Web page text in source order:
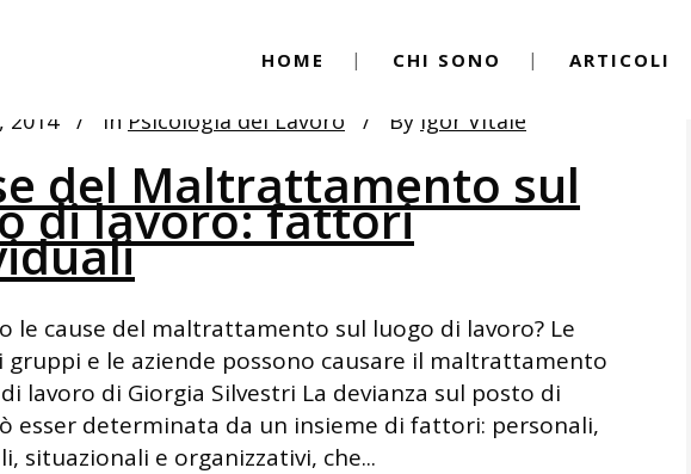
HOME CHI SONO ARTICOLI
2014 In Psicologia del Lavoro By Igor Vitale
del Maltrattamento sul
di lavoro: fattori
le cause del maltrattamento sul luogo di lavoro? Le
gruppi e le aziende possono causare il maltrattamento
lavoro di Giorgia Silvestri La devianza sul posto di
esser determinata da un insieme di fattori: personali,
situazionali e organizzativi, che...